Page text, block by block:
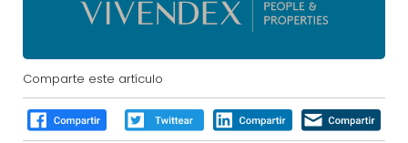
Comparte este artículo